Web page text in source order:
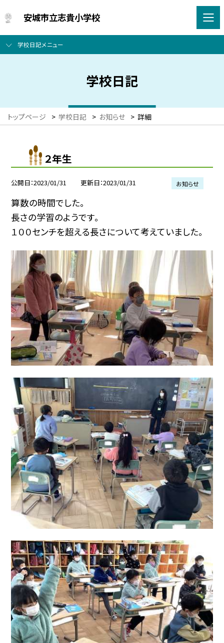
安城市立志貴小学校
学校日記メニュー
学校日記
トップページ > 学校日記 > お知らせ > 詳細
２年生
公開日 2023/01/31 更新日 2023/01/31 お知らせ
算数の時間でした。
長さの学習のようです。
１００センチを超える長さについて考えていました。